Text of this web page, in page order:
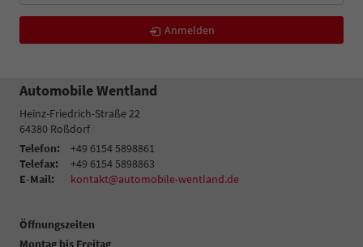
Anmelden
Automobile Wentland
Heinz-Friedrich-Straße 22
64380 Roßdorf
Telefon:
+49 6154 5898861
Telefax:
+49 6154 5898863
E-Mail:
kontakt@automobile-wentland.de
Öffnungszeiten
Montag bis Freitag